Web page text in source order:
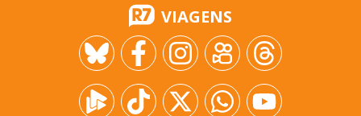
VIAGENS